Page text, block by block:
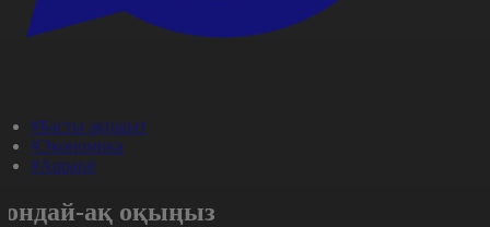
#Басты ақпарат
#Экономика
#Aqparat
ақ оқыңыз